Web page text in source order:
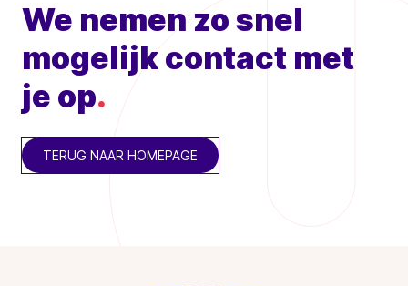
We nemen zo snel
mogelijk contact met
je op.
TERUG NAAR HOMEPAGE